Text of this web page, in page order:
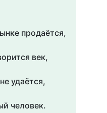
продаётся,
век,
удаётся,
человек.